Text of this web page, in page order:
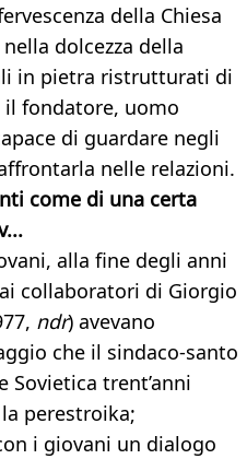
della Chiesa
dolcezza della
in pietra ristrutturati di
fondatore, uomo
di guardare negli
nelle relazioni.
come di una certa
alla fine degli anni
collaboratori di Giorgio
ndr) avevano
che il sindaco-santo
Sovietica trent’anni
perestroika;
i giovani un dialogo